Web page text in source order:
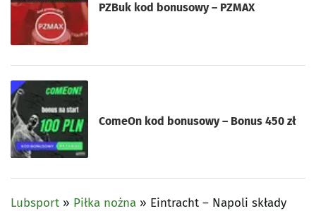
PZBuk kod bonusowy – PZMAX
ComeOn kod bonusowy – Bonus 450 zł
Lubsport » Piłka nożna » Eintracht – Napoli składy